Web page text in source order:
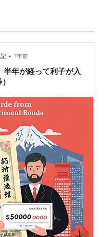
• 1年前
半年が経って利子が入